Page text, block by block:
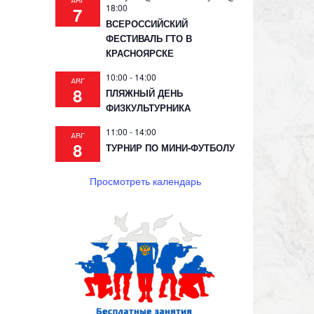
7
18:00
ВСЕРОССИЙСКИЙ
ФЕСТИВАЛЬ ГТО В
КРАСНОЯРСКЕ
АВГ
8
10:00 - 14:00
ПЛЯЖНЫЙ ДЕНЬ
ФИЗКУЛЬТУРНИКА
АВГ
8
11:00 - 14:00
ТУРНИР ПО МИНИ-ФУТБОЛУ
Просмотреть календарь